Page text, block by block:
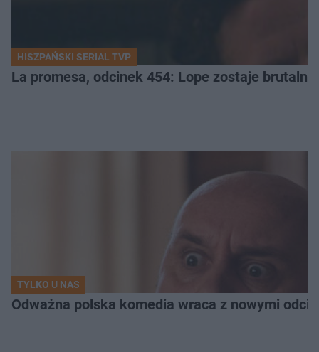
HISZPAŃSKI SERIAL TVP
La promesa, odcinek 454: Lope zostaje
TYLKO U NAS
Odważna polska komedia wraca z nowymi